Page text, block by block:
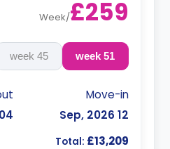
£259
/
Week
51 week
45 week
Move-in
12 Sep, 2026
04 Sep, 2027
Total: £13,209